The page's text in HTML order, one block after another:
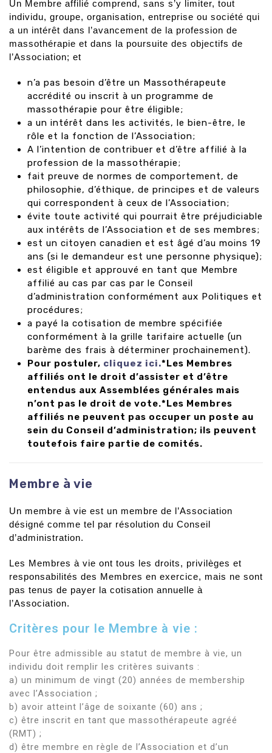
Un Membre affilié comprend, sans s’y limiter, tout
individu, groupe, organisation, entreprise ou société qui
a un intérêt dans l’avancement de la profession de
massothérapie et dans la poursuite des objectifs de
l’Association; et
n’a pas besoin d’être un Massothérapeute
accrédité ou inscrit à un programme de
massothérapie pour être éligible;
a un intérêt dans les activités, le bien-être, le
rôle et la fonction de l’Association;
A l’intention de contribuer et d’être affilié à la
profession de la massothérapie;
fait preuve de normes de comportement, de
philosophie, d’éthique, de principes et de valeurs
qui correspondent à ceux de l’Association;
évite toute activité qui pourrait être préjudiciable
aux intérêts de l’Association et de ses membres;
est un citoyen canadien et est âgé d’au moins 19
ans (si le demandeur est une personne physique);
est éligible et approuvé en tant que Membre
affilié au cas par cas par le Conseil
d’administration conformément aux Politiques et
procédures;
a payé la cotisation de membre spécifiée
conformément à la grille tarifaire actuelle (un
barème des frais à déterminer prochainement).
Pour postuler, cliquez ici.*Les Membres
affiliés ont le droit d’assister et d’être
entendus aux Assemblées générales mais
n’ont pas le droit de vote.*Les Membres
affiliés ne peuvent pas occuper un poste au
sein du Conseil d’administration; ils peuvent
toutefois faire partie de comités.
Membre à vie
Un membre à vie est un membre de l’Association
désigné comme tel par résolution du Conseil
d’administration.
Les Membres à vie ont tous les droits, privilèges et
responsabilités des Membres en exercice, mais ne sont
pas tenus de payer la cotisation annuelle à
l’Association.
Critères pour le Membre à vie :
Pour être admissible au statut de membre à vie, un
individu doit remplir les critères suivants :
a) un minimum de vingt (20) années de membership
avec l’Association ;
b) avoir atteint l’âge de soixante (60) ans ;
c) être inscrit en tant que massothérapeute agréé
(RMT) ;
d) être membre en règle de l’Association et d’un